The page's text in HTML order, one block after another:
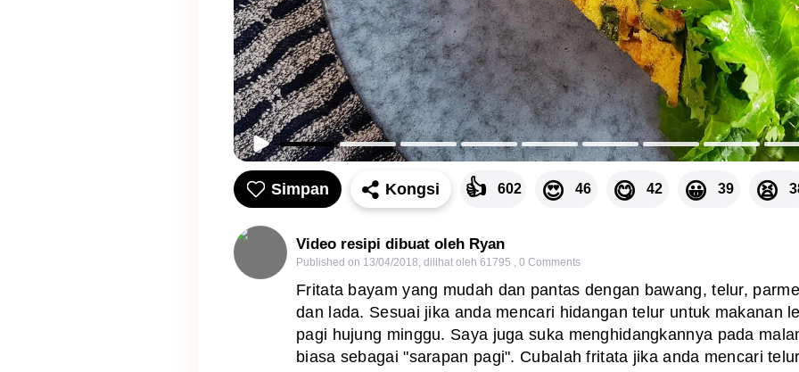
Simpan Kongsi 👍 602 😍 46 😋 42 😀 39 😫
Video resipi dibuat oleh Ryan
Published on 13/04/2018, dilihat oleh 61795 , 0 Comments
Fritata bayam yang mudah dan pantas dengan bawang, telur,
dan lada. Sesuai jika anda mencari hidangan telur untuk makanan
pagi hujung minggu. Saya juga suka menghidangkannya pada
biasa sebagai "sarapan pagi". Cubalah fritata jika anda mencari telur